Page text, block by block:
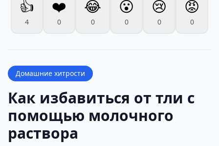
👍
4
❤️
0
😂
0
😮
0
😢
0
😡
0
Домашние хитрости
Как избавиться от тли с
помощью молочного
раствора